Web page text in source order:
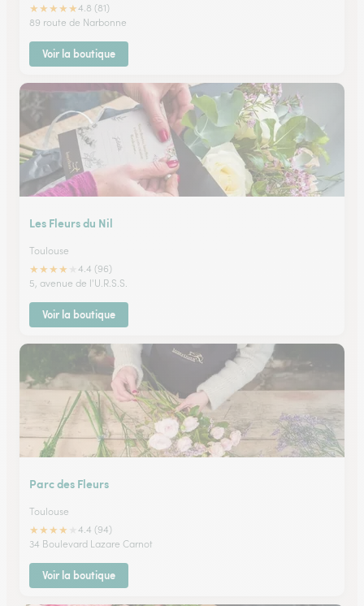
★★★★★4.8 (81)
89 route de Narbonne
Voir la boutique
Les Fleurs du Nil
Toulouse
★★★★
4.4 (96)
5, avenue de l'U.R.S.S.
Voir la boutique
Parc des Fleurs
Toulouse
★★★★
4.4 (94)
34 Boulevard Lazare Carnot
Voir la boutique